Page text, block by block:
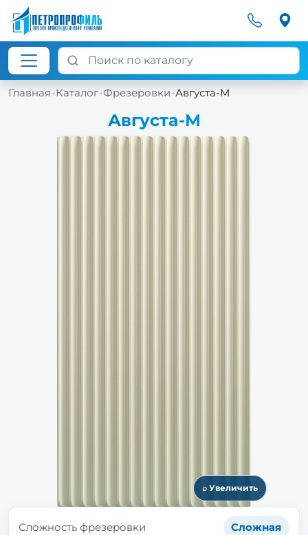
Главная→Каталог→Фрезеровки→Августа-М
Августа-М
⌕ Увеличить
Сложность фрезеровки Сложная